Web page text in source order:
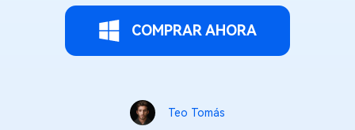
COMPRAR AHORA
Teo Tomás